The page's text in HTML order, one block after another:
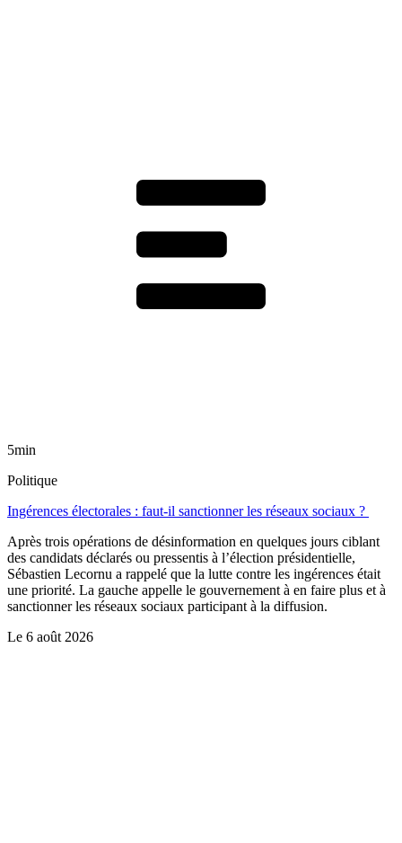
5min
Politique
Ingérences électorales : faut-il sanctionner les réseaux sociaux ?
Après trois opérations de désinformation en quelques jours ciblant
des candidats déclarés ou pressentis à l’élection présidentielle,
Sébastien Lecornu a rappelé que la lutte contre les ingérences était
une priorité. La gauche appelle le gouvernement à en faire plus et à
sanctionner les réseaux sociaux participant à la diffusion.
Le 6 août 2026